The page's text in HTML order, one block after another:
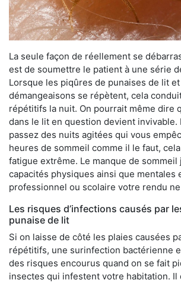
La seule façon de réellement se
est de soumettre le patient à une série
Lorsque les piqûres de punaises de lit
démangeaisons se répètent, cela
répétitifs la nuit. On pourrait même dire
dans le lit en question devient invivable.
passez des nuits agitées qui vous
heures de sommeil comme il le faut,
fatigue extrême. Le manque de sommeil
capacités physiques ainsi que mentales
professionnel ou scolaire votre rendu
Les risques d’infections causés par
punaise de lit
Si on laisse de côté les plaies causées
répétitifs, une surinfection bactérienne
des risques encourus quand on se fait
insectes qui infestent votre habitation. Il